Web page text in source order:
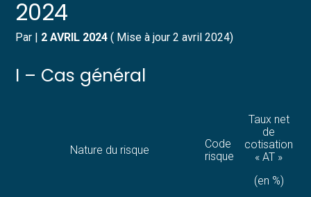
Être prêt pour la facturation
électronique
2024
Par | 2 AVRIL 2024 ( Mise à jour 2 avril 2024)
I – Cas général
Nature du risque
Code
risque
Taux net
de
cotisation
« AT »
(en %)